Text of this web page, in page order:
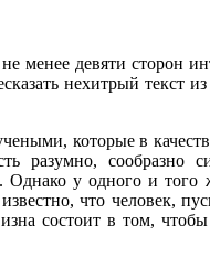
менее девяти сторон
нехитрый текст
которые в
разумно, сообразно
у одного и того
что человек,
состоит в том, чтобы